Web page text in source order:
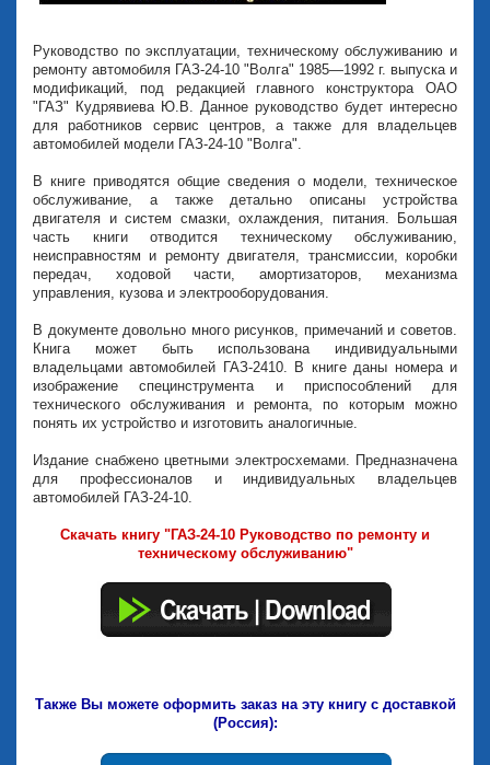
Руководство по эксплуатации, техническому обслуживанию и
ремонту автомобиля ГАЗ-24-10 "Волга" 1985—1992 г. выпуска и
модификаций, под редакцией главного конструктора ОАО
"ГАЗ" Кудрявиева Ю.В. Данное руководство будет интересно
для работников сервис центров, а также для владельцев
автомобилей модели ГАЗ-24-10 "Волга".
В книге приводятся общие сведения о модели, техническое
обслуживание, а также детально описаны устройства
двигателя и систем смазки, охлаждения, питания. Большая
часть книги отводится техническому обслуживанию,
неисправностям и ремонту двигателя, трансмиссии, коробки
передач, ходовой части, амортизаторов, механизма
управления, кузова и электрооборудования.
В документе довольно много рисунков, примечаний и советов.
Книга может быть использована индивидуальными
владельцами автомобилей ГАЗ-2410. В книге даны номера и
изображение специнструмента и приспособлений для
технического обслуживания и ремонта, по которым можно
понять их устройство и изготовить аналогичные.
Издание снабжено цветными электросхемами. Предназначена
для профессионалов и индивидуальных владельцев
автомобилей ГАЗ-24-10.
Скачать книгу "ГАЗ-24-10 Руководство по ремонту и
техническому обслуживанию"
Также Вы можете оформить заказ на эту книгу с доставкой
(Россия):